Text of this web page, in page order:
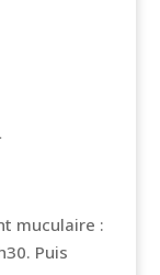
muculaire :
Puis